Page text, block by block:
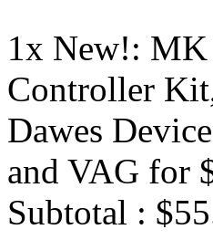
1x New!:
Controller
Dawes
and VAG for
Subtotal :